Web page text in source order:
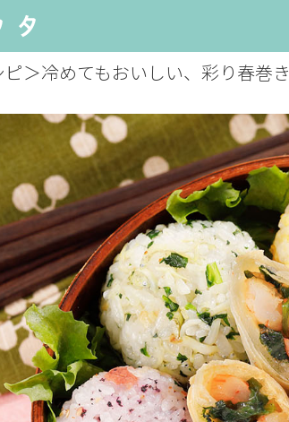
ピ＞冷めてもおいしい、彩り春巻き